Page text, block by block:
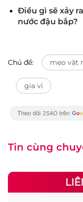
Điều gì sẽ xảy
nước đậu bắp?
Chủ đề: mẹo vặt
gia vị
Tin cùng